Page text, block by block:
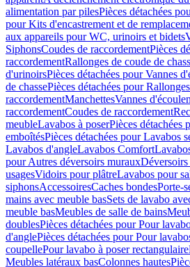
alimentation par pilesPièces détachées
pour Kits d'encastrement et de
aux appareils pour WC, urinoirs et bidets
SiphonsCoudes de raccordementPièces
raccordementRallonges de coude de
d'urinoirsPièces détachées pour Vannes
de chassePièces détachées pour
raccordementManchettesVannes
raccordementCoudes de raccordement
meubleLavabos à poserPièces détachées
emboîtésPièces détachées pour Lavabos
Lavabos d'angleLavabos Comfort
pour Autres déversoirs muraux
usagesVidoirs pour plâtreLavabos pour
siphonsAccessoiresCaches bondesPorte-
mains avec meuble basSets de lavabo
meuble basMeubles de salle de bains
doublesPièces détachées pour Pour
d'anglePièces détachées pour Pour
coupellePour lavabo à poser rectangulaire
Meubles latéraux basColonnes hautes